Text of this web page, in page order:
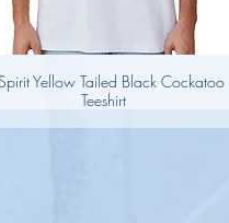
Yellow Tailed Black Cockatoo
Teeshirt